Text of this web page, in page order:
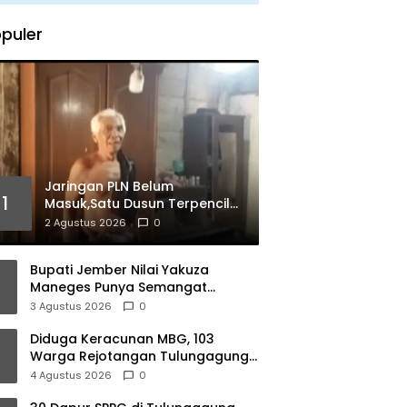
1
Jaringan PLN Belum
Masuk,Satu Dusun Terpencil
Di Nganjuk Puluhan Tahun
Gelap Gulita
2 Agustus 2026 0
Bupati Jember Nilai Yakuza
Maneges Punya Semangat
Kebersamaan, Siap Bersinergi
3 Agustus 2026 0
Diduga Keracunan MBG, 103
Warga Rejotangan Tulungagung
Alami Gangguan Pencernaan
4 Agustus 2026 0